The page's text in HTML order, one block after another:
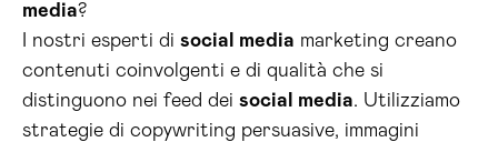
media?
I nostri esperti di social media marketing creano
contenuti coinvolgenti e di qualità che si
distinguono nei feed dei social media. Utilizziamo
strategie di copywriting persuasive, immagini